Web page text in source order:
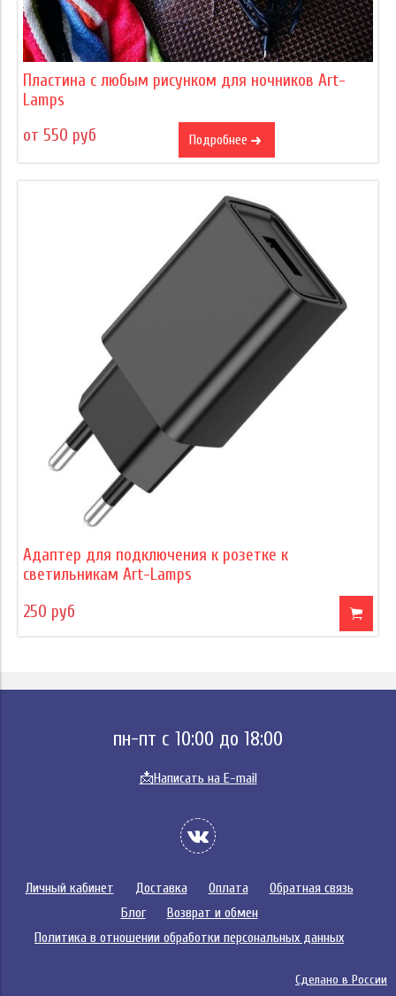
Пластина с любым рисунком для ночников Art-
Lamps
от 550 руб
Подробнее
Адаптер для подключения к розетке к
светильникам Art-Lamps
250 руб
пн-пт с 10:00 до 18:00
📩Написать на E-mail
Личный кабинет Доставка Оплата
Обратная связь
Блог
Возврат и обмен
Политика в отношении обработки персональных данных
Сделано в России